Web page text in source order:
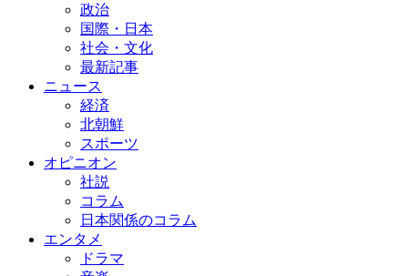
政治
国際・日本
社会・文化
最新記事
ニュース
経済
北朝鮮
スポーツ
オピニオン
社説
コラム
日本関係のコラム
エンタメ
ドラマ